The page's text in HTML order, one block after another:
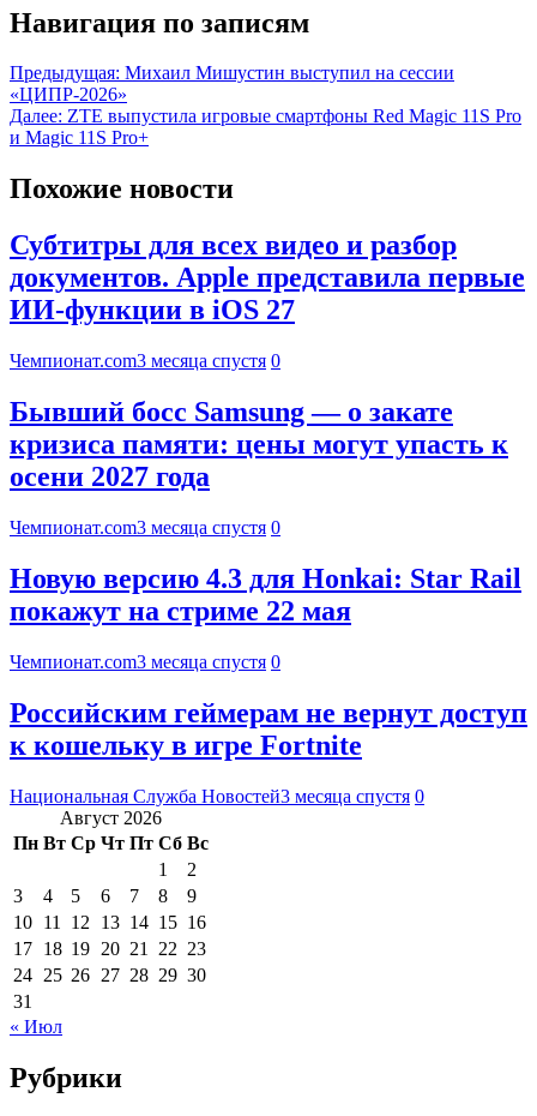
Навигация по записям
Предыдущая: Михаил Мишустин выступил на сессии
«ЦИПР-2026»
Далее: ZTE выпустила игровые смартфоны Red Magic 11S Pro
и Magic 11S Pro+
Похожие новости
Субтитры для всех видео и разбор
документов. Apple представила первые
ИИ-функции в iOS 27
Чемпионат.com3 месяца спустя 0
Бывший босс Samsung — о закате
кризиса памяти: цены могут упасть к
осени 2027 года
Чемпионат.com3 месяца спустя 0
Новую версию 4.3 для Honkai: Star Rail
покажут на стриме 22 мая
Чемпионат.com3 месяца спустя 0
Российским геймерам не вернут доступ
к кошельку в игре Fortnite
Национальная Служба Новостей3 месяца спустя 0
Август 2026
Пн Вт Ср Чт Пт Сб Вс
1
2
3
4 5 6 7 8
9
10 11 12 13 14 15 16
17 18 19 20 21 22 23
24 25 26 27 28 29 30
31
« Июл
Рубрики